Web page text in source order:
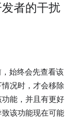
者的干扰
始终会先查看该
况时，才会移除
能，并且有更好
该功能现在可能